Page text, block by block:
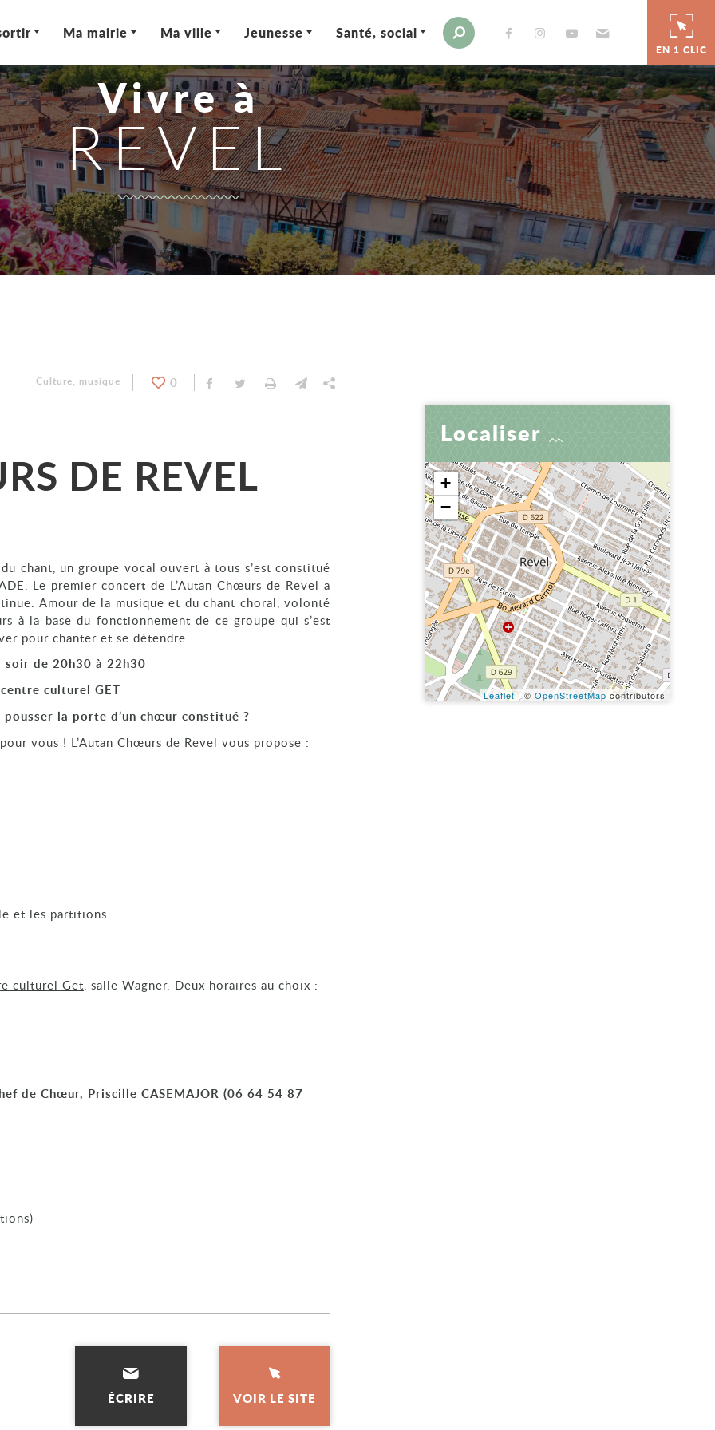
EN 1 CLIC
Moteur de recherche
Ma mairie Ma ville Jeunesse Santé, social Envoyer par e-mail
Vivre à
REVEL
Catégorie : "
Culture, musique 0 Partager sur Facebook
Partager sur Twitter
ImprimerEnvoyer par e-mail
DE REVEL
chant, un groupe vocal ouvert à tous s’est constitué
Le premier concert de L’Autan Chœurs de Revel a
Amour de la musique et du chant choral, volonté
à la base du fonctionnement de ce groupe qui s’est
pour chanter et se détendre.
de 20h30 à 22h30
culturel GET
pousser la porte d’un chœur constitué ?
vous ! L’Autan Chœurs de Revel vous propose :
et les partitions
culturel Get, salle Wagner. Deux horaires au choix :
de Chœur, Priscille CASEMAJOR (06 64 54 87
ÉCRIRE VOIR LE SITE
Localiser
+
−
Leaflet| © OpenStreetMap contributors